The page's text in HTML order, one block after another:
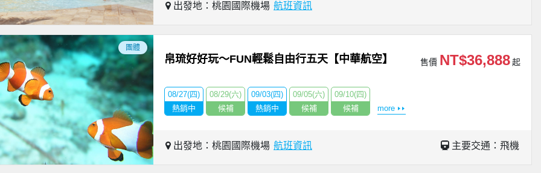
出發地：桃園國際機場 航班資訊
團體
帛琉好好玩～FUN輕鬆自由行五天【中華航空】 售價 NT$36,888起
08/27(四)
熱銷中
08/29(六)
候補
09/03(四)
熱銷中
09/05(六)
候補
09/10(四)
候補
more
出發地：桃園國際機場 航班資訊 主要交通：飛機